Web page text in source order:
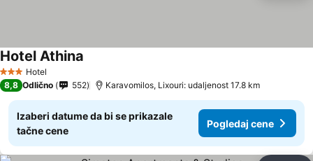
3 Zvezdice
Hotel
Hotel Athina
8,8 Odlično 552 Karavomilos, Lixouri: udaljenost 17.8 km
Izaberi datume da bi se prikazale
tačne cene
Pogledaj cene